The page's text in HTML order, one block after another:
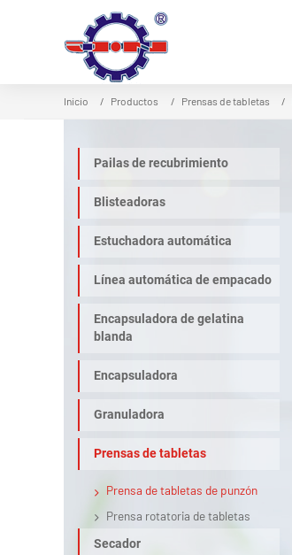
Inicio Productos Prensas de tabletas
Pailas de recubrimiento
Blisteadoras
Estuchadora automática
Línea automática de empacado
Encapsuladora de gelatina
blanda
Encapsuladora
Granuladora
Prensas de tabletas
Prensa de tabletas de punzón
Prensa rotatoria de tabletas
Secador